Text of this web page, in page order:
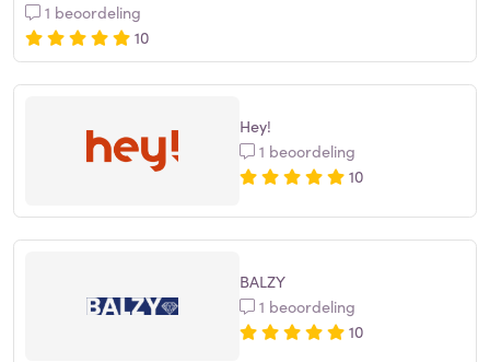
1 beoordeling
10
Hey!
1 beoordeling
10
BALZY
1 beoordeling
10